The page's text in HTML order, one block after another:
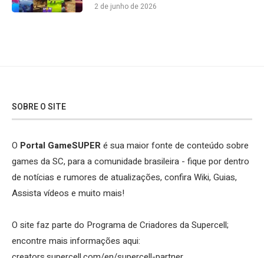
2 de junho de 2026
SOBRE O SITE
O Portal GameSUPERé sua maior fonte de conteúdo sobre
games da SC, para a comunidade brasileira - fique por dentro
de notícias e rumores de atualizações, confira Wiki, Guias,
Assista vídeos e muito mais!
O site faz parte do Programa de Criadores da Supercell;
encontre mais informações aqui: